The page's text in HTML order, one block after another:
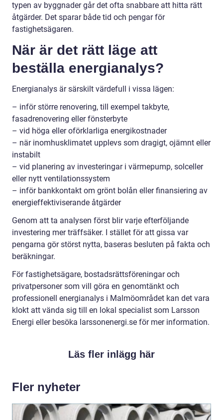
typen av byggnader går det ofta snabbare att hitta rätt
åtgärder. Det sparar både tid och pengar för
fastighetsägaren.
När är det rätt läge att
beställa energianalys?
Energianalys är särskilt värdefull i vissa lägen:
– inför större renovering, till exempel takbyte,
fasadrenovering eller fönsterbyte
– vid höga eller oförklarliga energikostnader
– när inomhusklimatet upplevs som dragigt, ojämnt eller
instabilt
– vid planering av investeringar i värmepump, solceller
eller nytt ventilationssystem
– inför bankkontakt om grönt bolån eller finansiering av
energieffektiviserande åtgärder
Genom att ta analysen först blir varje efterföljande
investering mer träffsäker. I stället för att gissa var
pengarna gör störst nytta, baseras besluten på fakta och
beräkningar.
För fastighetsägare, bostadsrättsföreningar och
privatpersoner som vill göra en genomtänkt och
professionell energianalys i Malmöområdet kan det vara
klokt att vända sig till en lokal specialist som Larsson
Energi eller besöka larssonenergi.se för mer information.
Läs fler inlägg här
Fler nyheter